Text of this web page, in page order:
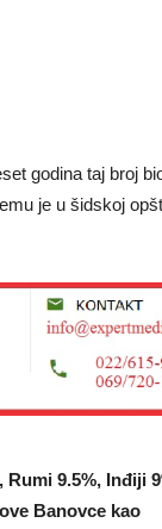
godina taj broj
je u šidskoj
9.5%, Inđiji
Banovce kao